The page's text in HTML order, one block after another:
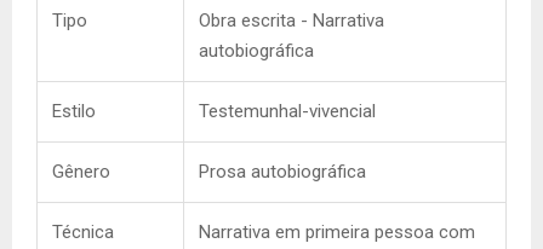
Tipo
Obra escrita - Narrativa
autobiográfica
Estilo Testemunhal-vivencial
Gênero Prosa autobiográfica
Técnica
Narrativa em primeira pessoa com